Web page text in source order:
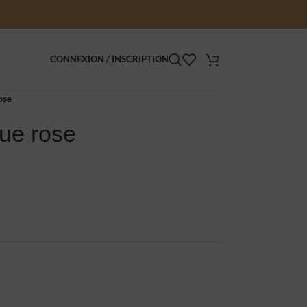
CONNEXION / INSCRIPTION
rose